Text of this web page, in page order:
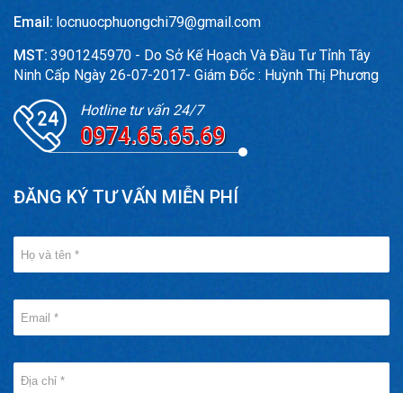
Email: locnuocphuongchi79@gmail.com
MST: 3901245970 - Do Sở Kế Hoạch Và Đầu Tư Tỉnh Tây
Ninh Cấp Ngày 26-07-2017- Giám Đốc : Huỳnh Thị Phương
Hotline tư vấn 24/7
0974.65.65.69
ĐĂNG KÝ TƯ VẤN MIỄN PHÍ